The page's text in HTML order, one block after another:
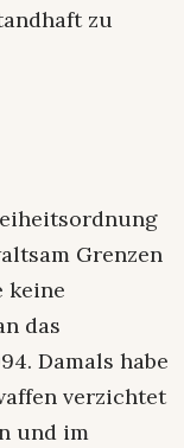
zu
Grenzen
keine
das
Damals habe
verzichtet
und im